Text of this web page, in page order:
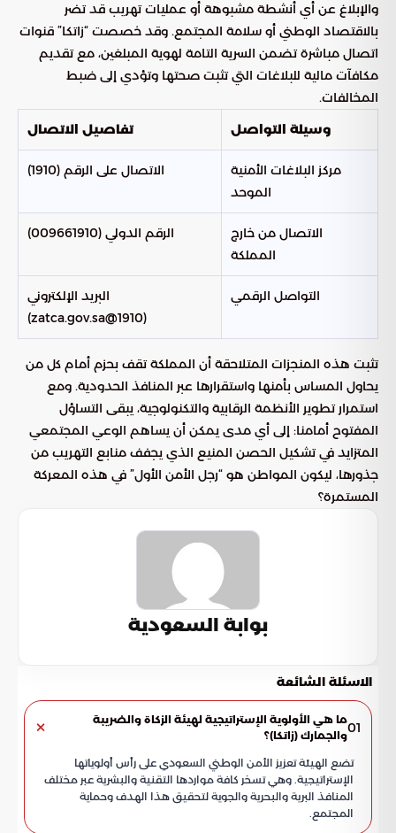
والإبلاغ عن أي أنشطة مشبوهة أو عمليات تهريب قد تضر
بالاقتصاد الوطني أو سلامة المجتمع. وقد خصصت “زاتكا” قنوات
اتصال مباشرة تضمن السرية التامة لهوية المبلغين، مع تقديم
مكافآت مالية للبلاغات التي تثبت صحتها وتؤدي إلى ضبط
المخالفات.
وسيلة التواصل
تفاصيل الاتصال
مركز البلاغات الأمنية
الموحد
الاتصال على الرقم (1910)
الاتصال من خارج
المملكة
الرقم الدولي (009661910)
التواصل الرقمي
البريد الإلكتروني
(1910@zatca.gov.sa)
تثبت هذه المنجزات المتلاحقة أن المملكة تقف بحزم أمام كل من
يحاول المساس بأمنها واستقرارها عبر المنافذ الحدودية. ومع
استمرار تطوير الأنظمة الرقابية والتكنولوجية، يبقى التساؤل
المفتوح أمامنا: إلى أي مدى يمكن أن يساهم الوعي المجتمعي
المتزايد في تشكيل الحصن المنيع الذي يجفف منابع التهريب من
جذورها، ليكون المواطن هو “رجل الأمن الأول” في هذه المعركة
المستمرة؟
بوابة السعودية
الاسئلة الشائعة
01ما هي الأولوية الإستراتيجية لهيئة الزكاة والضريبة
والجمارك (زاتكا)؟
تضع الهيئة تعزيز الأمن الوطني السعودي على رأس أولوياتها
الإستراتيجية. وهي تسخر كافة مواردها التقنية والبشرية عبر مختلف
المنافذ البرية والبحرية والجوية لتحقيق هذا الهدف وحماية
المجتمع.